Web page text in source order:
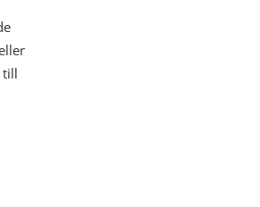
till